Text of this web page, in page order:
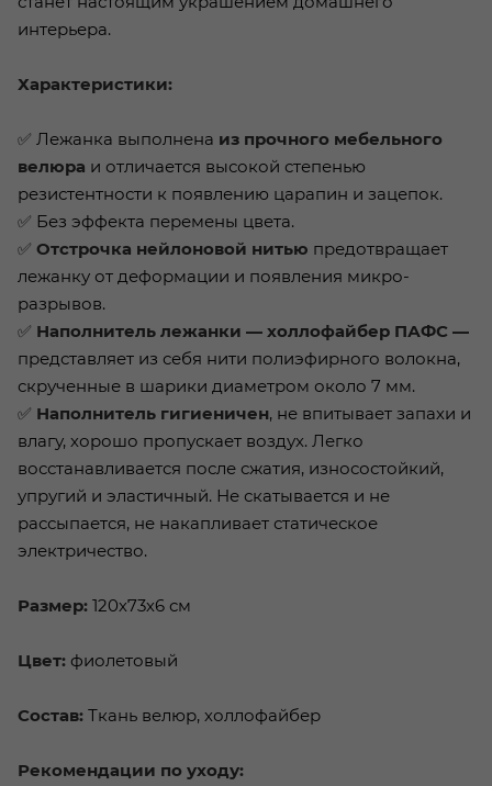
интерьера.
Характеристики:
✅ Лежанка выполнена из прочного мебельного
велюра и отличается высокой степенью
резистентности к появлению царапин и зацепок.
✅ Без эффекта перемены цвета.
✅ Отстрочка нейлоновой нитью предотвращает
лежанку от деформации и появления микро-
разрывов.
✅ Наполнитель лежанки — холлофайбер ПАФС —
представляет из себя нити полиэфирного волокна,
скрученные в шарики диаметром около 7 мм.
✅ Наполнитель гигиеничен, не впитывает запахи и
влагу, хорошо пропускает воздух. Легко
восстанавливается после сжатия, износостойкий,
упругий и эластичный. Не скатывается и не
рассыпается, не накапливает статическое
электричество.
Размер: 120х73х6 см
Цвет: фиолетовый
Состав: Ткань велюр, холлофайбер
Рекомендации по уходу: